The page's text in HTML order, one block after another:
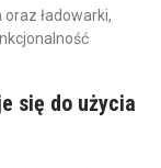
ładowarki,
się do użycia